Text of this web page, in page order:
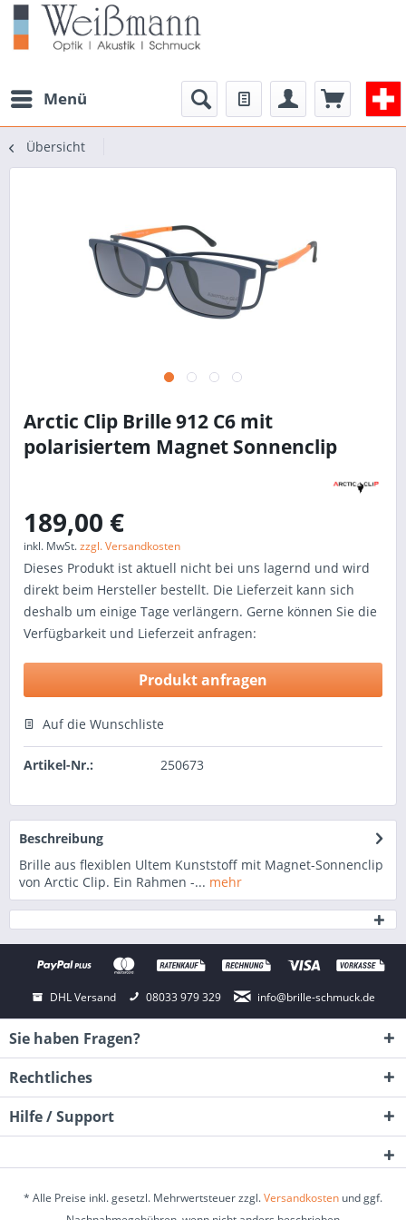
Menü
Übersicht
Arctic Clip Brille 912 C6 mit
polarisiertem Magnet Sonnenclip
189,00 €
inkl. MwSt.zzgl. Versandkosten
Dieses Produkt ist aktuell nicht bei uns lagernd und wird
direkt beim Hersteller bestellt. Die Lieferzeit kann sich
deshalb um einige Tage verlängern. Gerne können Sie die
Verfügbarkeit und Lieferzeit anfragen:
Produkt anfragen
Auf die Wunschliste
Artikel-Nr.: 250673
Beschreibung
Brille aus flexiblen Ultem Kunststoff mit Magnet-Sonnenclip
von Arctic Clip. Ein Rahmen -... mehr
DHL Versand 08033 979 329 info@brille-schmuck.de
Sie haben Fragen?
Rechtliches
Hilfe / Support
* Alle Preise inkl. gesetzl. Mehrwertsteuer zzgl.Versandkosten und ggf.